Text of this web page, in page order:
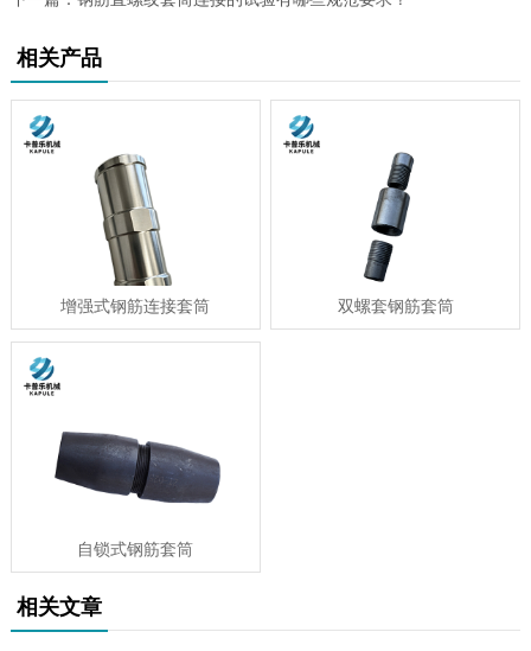
相关产品
增强式钢筋连接套筒 双螺套钢筋套筒
自锁式钢筋套筒
相关文章